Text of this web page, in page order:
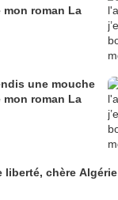
mon roman La
une mouche
mon roman La
liberté, chère Algérie